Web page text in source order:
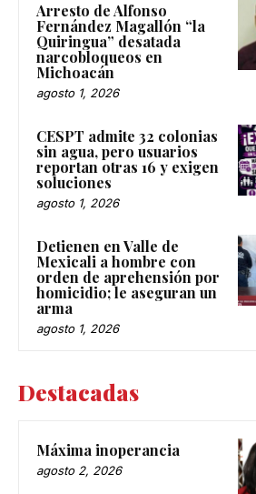
Arresto de Alfonso
Fernández Magallón “la
Quiringua” desatada
narcobloqueos en
Michoacán
agosto 1, 2026
CESPT admite 32 colonias
sin agua, pero usuarios
reportan otras 16 y exigen
soluciones
agosto 1, 2026
Detienen en Valle de
Mexicali a hombre con
orden de aprehensión por
homicidio; le aseguran un
arma
agosto 1, 2026
Destacadas
Máxima inoperancia
agosto 2, 2026